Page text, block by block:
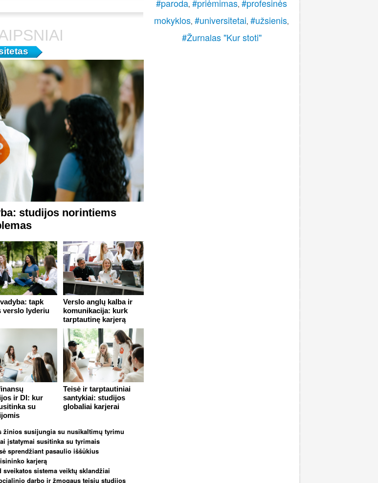
studijos norintiems
tapk
verslo lyderiu
Verslo anglų kalba ir
komunikacija: kurk
tarptautinę karjerą
ir DI: kur
su
Teisė ir tarptautiniai
santykiai: studijos
globaliai karjerai
žinios susijungia su nusikaltimų tyrimu
įstatymai susitinka su tyrimais
sprendžiant pasaulio iššūkius
karjerą
sveikatos sistema veiktų sklandžiai
darbo ir žmogaus teisių studijos
#paroda, #priėmimas, #profesinės
mokyklos, #universitetai, #užsienis,
#Žurnalas "Kur stoti"